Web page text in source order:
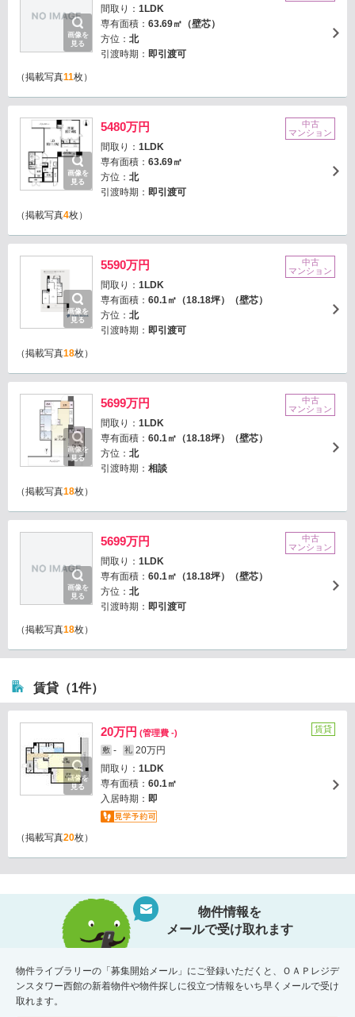
画像を
見る
間取り： 1LDK
専有面積： 63.69㎡（壁芯）
方位： 北
引渡時期： 即引渡可
（掲載写真11枚）
画像を
見る
5480万円
間取り： 1LDK
専有面積： 63.69㎡
方位： 北
引渡時期： 即引渡可
中古
マンション
（掲載写真4枚）
画像を
見る
5590万円
間取り： 1LDK
専有面積： 60.1㎡（18.18坪）（壁芯）
方位： 北
引渡時期： 即引渡可
中古
マンション
（掲載写真18枚）
画像を
見る
5699万円
間取り： 1LDK
専有面積： 60.1㎡（18.18坪）（壁芯）
方位： 北
引渡時期： 相談
中古
マンション
（掲載写真18枚）
画像を
見る
5699万円
間取り： 1LDK
専有面積： 60.1㎡（18.18坪）（壁芯）
方位： 北
引渡時期： 即引渡可
中古
マンション
（掲載写真18枚）
賃貸（1件）
画像を
見る
20万円 (管理費 -)
敷 - 礼 20万円
間取り： 1LDK
専有面積： 60.1㎡
入居時期： 即
賃貸
（掲載写真20枚）
物件情報を
メールで受け取れます
物件ライブラリーの「募集開始メール」にご登録いただくと、ＯＡＰレジデ
ンスタワー西館の新着物件や物件探しに役立つ情報をいち早くメールで受け
取れます。